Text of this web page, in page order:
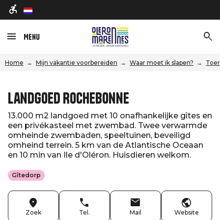
nl
Menu
Home Mijn vakantie voorbereiden Waar moet ik slapen?
Landgoed Rochebonne
13.000 m2 landgoed met 10 onafhankelijke gîtes en
een privékasteel met zwembad. Twee verwarmde
omheinde zwembaden, speeltuinen, beveiligd
omheind terrein. 5 km van de Atlantische Oceaan
en 10 min van Ile d'Oléron. Huisdieren welkom.
Gîtedorp
Zoek Tel. Mail Website